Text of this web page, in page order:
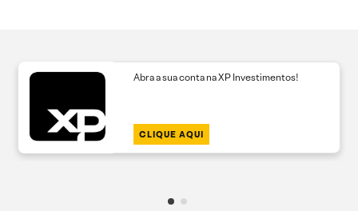
Abra a sua conta na XP Investimentos!
CLIQUE AQUI